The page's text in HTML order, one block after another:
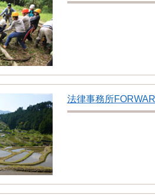
法律事務所